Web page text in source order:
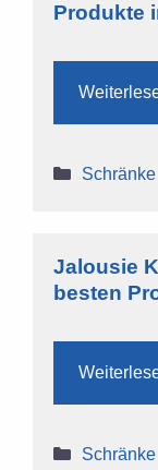
Produkte
Kategorien
Schränke
Jalousie
besten
Kategorien
Schränke